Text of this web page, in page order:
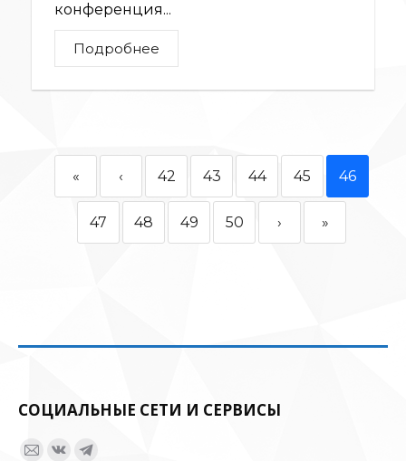
конференция...
Подробнее
« ‹ 42 43 44 45 46
47 48 49 50 › »
СОЦИАЛЬНЫЕ СЕТИ И СЕРВИСЫ
Ищите нас: